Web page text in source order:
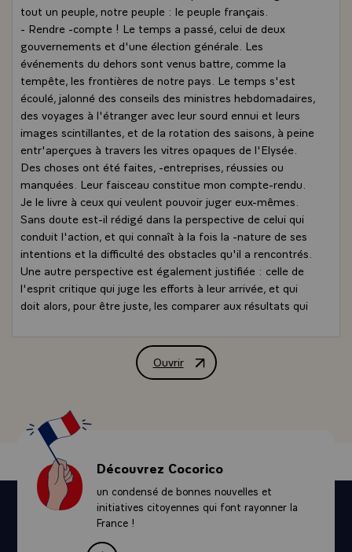
tout un peuple, notre peuple : le peuple français.
- Rendre -compte ! Le temps a passé, celui de deux
gouvernements et d'une élection générale. Les
événements du dehors sont venus battre, comme la
tempête, les frontières de notre pays. Le temps s'est
écoulé, jalonné des conseils des ministres hebdomadaires,
des voyages à l'étranger avec leur sourd ennui et leurs
images scintillantes, et de la rotation des saisons, à peine
entr'aperçues à travers les vitres opaques de l'Elysée.
Des choses ont été faites, -entreprises, réussies ou
manquées. Leur faisceau constitue mon compte-rendu.
Je le livre à ceux qui veulent pouvoir juger eux-mêmes.
Sans doute est-il rédigé dans la perspective de celui qui
conduit l'action, et qui connaît à la fois la -nature de ses
intentions et la difficulté des obstacles qu'il a rencontrés.
Une autre perspective est également justifiée : celle de
l'esprit critique qui juge les efforts à leur arrivée, et qui
doit alors, pour être juste, les comparer aux résultats qui
les prismes déformants de la polémique ou de la
démagogie. Voici la matière. A vous de juger.\
savions depuis le départ £ les citations que vous lirez dès
les premières pages en témoignent. Mais de même que
les maisons gardent dans leurs murs épais, pendant le
début de l'automne, la chaleur recueillie pendant l'été, de
même notre système économique et social tout entier
est resté imprégné pendant plusieurs années des illusions
et des facilités de la période antérieure.
- Le lancement du programme électro-nucléaire dès
1975, le lancement du premier pacte national pour
Ouvrir
Introduction de M. Valéry Giscard
Découvrez Cocorico
un condensé de bonnes nouvelles et
initiatives citoyennes qui font rayonner la
France !